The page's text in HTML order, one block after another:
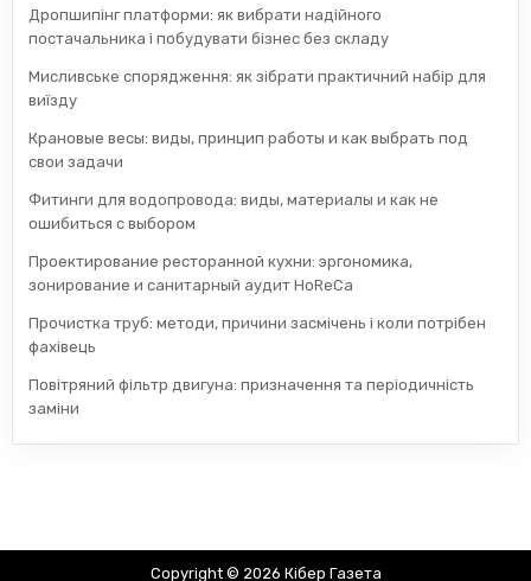
Дропшипінг платформи: як вибрати надійного
постачальника і побудувати бізнес без складу
Мисливське спорядження: як зібрати практичний набір для
виїзду
Крановые весы: виды, принцип работы и как выбрать под
свои задачи
Фитинги для водопровода: виды, материалы и как не
ошибиться с выбором
Проектирование ресторанной кухни: эргономика,
зонирование и санитарный аудит HoReCa
Прочистка труб: методи, причини засмічень і коли потрібен
фахівець
Повітряний фільтр двигуна: призначення та періодичність
заміни
Copyright © 2026 Кібер Газета